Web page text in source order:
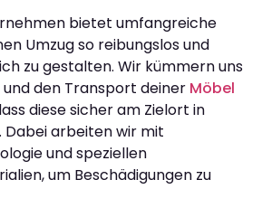
bietet umfangreiche
Umzug so reibungslos und
zu gestalten. Wir kümmern uns
den Transport deiner Möbel
diese sicher am Zielort in
arbeiten wir mit
und speziellen
um Beschädigungen zu